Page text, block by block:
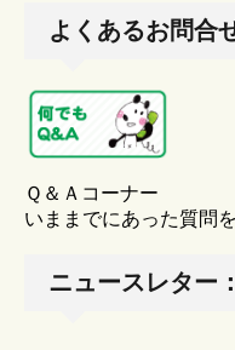
よくあるお問合
Ｑ＆Ａコーナー
いままでにあった質問
ニュースレター